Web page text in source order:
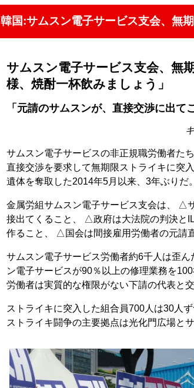
韓国:サムスン電子サービス支会、無
サムスン電子サービス支会、無
様、焼酎一杯飲みましょう」
「元請のサムスンが、直接交渉に出て
サムスン電子サービスの非正規職労働者た
直接交渉を要求して無期限ストライキに突
遺体を奪取した2014年5月以来、3年ぶりだ。
金属労組サムスン電子サービス支会は、 △
接出てくること、 △政府は大法院の判決と
作ること、 △国会は間接雇用労働者の元請
サムスン電子サービス労働者約6千人は歪
ン電子サービスが90％以上の修理業務を
労働者は実質的な権限がない下請の代表と
ストライキに突入した組合員700人は30人
ストライキ闘争の主要拠点は光化門広場と